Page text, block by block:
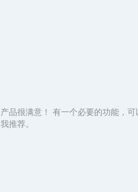
产品很满意！ 有一个必要的功能，
我推荐。